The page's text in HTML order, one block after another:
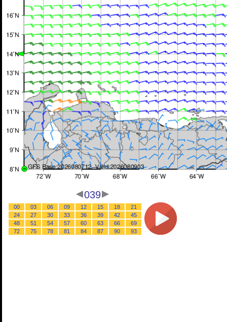
039
00 03 06 09 12 15 18
21
24
27 30 33 36 39 42
45
48
51 54 57 60 63 66
69
72
75 78 81 84 87 90 93